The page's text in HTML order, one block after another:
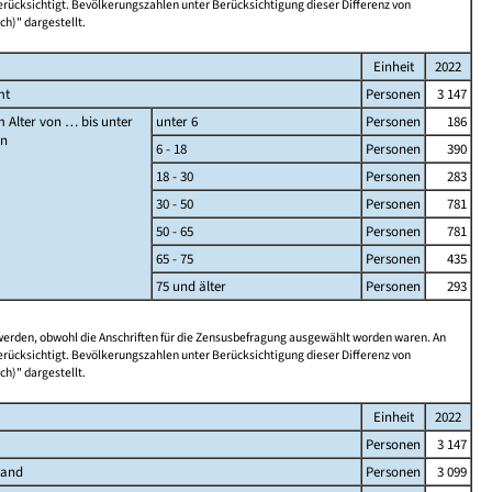
Bevölkerungszahlen unter Berücksichtigung dieser Differenz von
dargestellt.
Einheit
2022
Personen
3 147
Alter von … bis unter
unter 6 Personen
186
6 - 18
Personen
390
18 - 30
Personen
283
30 - 50
Personen
781
50 - 65
Personen
781
65 - 75
Personen
435
75 und älter
Personen 293
obwohl die Anschriften für die Zensusbefragung ausgewählt worden waren. An
Bevölkerungszahlen unter Berücksichtigung dieser Differenz von
dargestellt.
Einheit
2022
Personen
3 147
Personen
3 099